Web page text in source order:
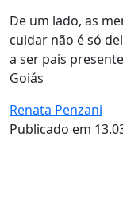
De um lado, as
cuidar não é só
a ser pais
Goiás
Renata Penzani
Publicado em